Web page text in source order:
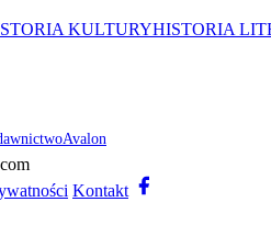
KULTURYHISTORIA
Avalon
Kontakt